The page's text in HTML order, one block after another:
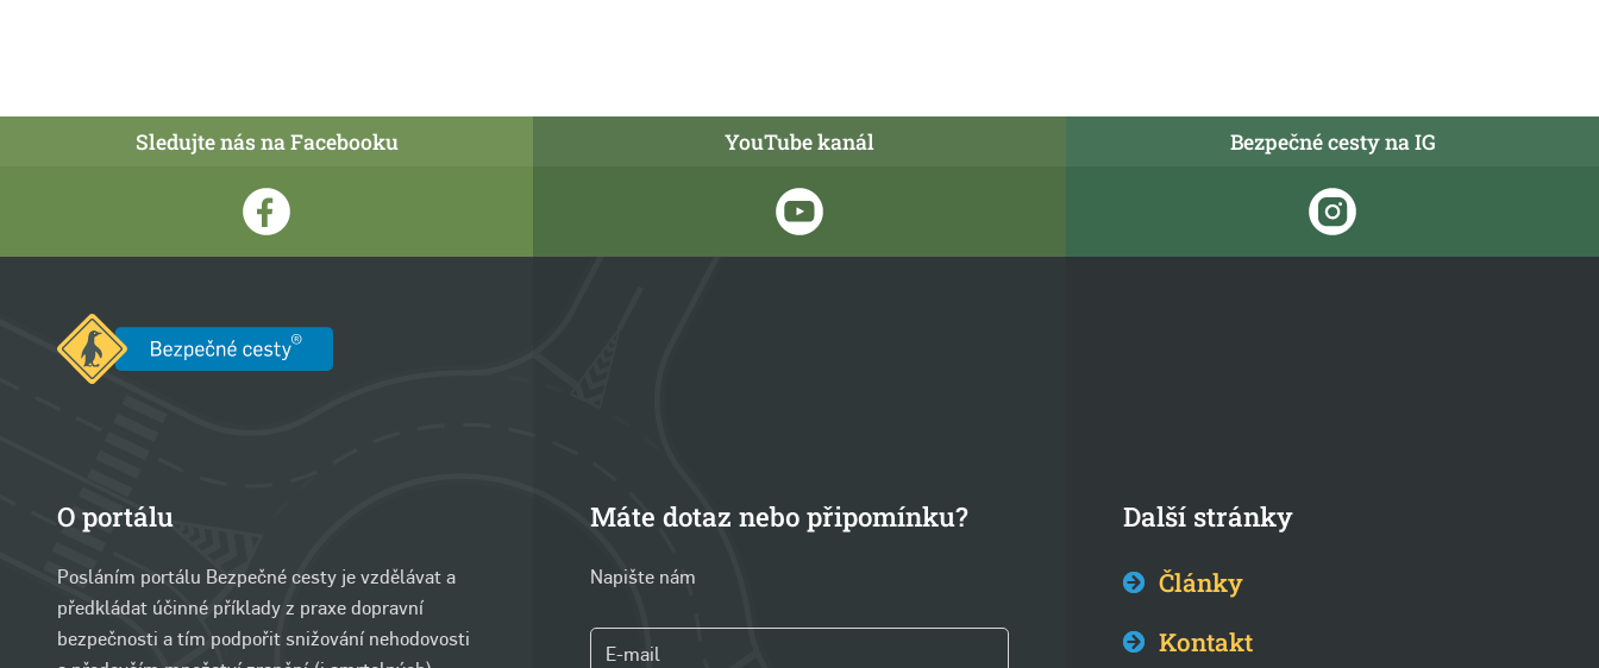
Sledujte nás na Facebooku YouTube kanál Bezpečné cesty na IG
O portálu
Posláním portálu Bezpečné cesty je vzdělávat a
předkládat účinné příklady z praxe dopravní
bezpečnosti a tím podpořit snižování nehodovosti
Máte dotaz nebo připomínku?
Napište nám
Další stránky
Články
Kontakt